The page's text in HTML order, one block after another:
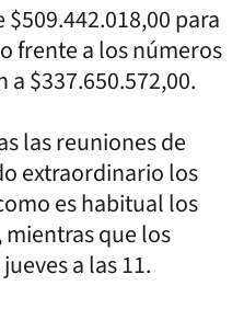
para
frente a los números
$337.650.572,00.
las reuniones de
extraordinario los
es habitual los
mientras que los
a las 11.